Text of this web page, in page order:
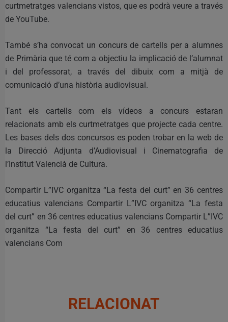
curtmetratges valencians vistos, que es podrà veure a través
de YouTube.
També s’ha convocat un concurs de cartells per a alumnes
de Primària que té com a objectiu la implicació de l’alumnat
i del professorat, a través del dibuix com a mitjà de
comunicació d’una història audiovisual.
Tant els cartells com els vídeos a concurs estaran
relacionats amb els curtmetratges que projecte cada centre.
Les bases dels dos concursos es poden trobar en la web de
la Direcció Adjunta d’Audiovisual i Cinematografia de
l’Institut Valencià de Cultura.
Compartir L”IVC organitza “La festa del curt” en 36 centres
educatius valencians Compartir L”IVC organitza “La festa
del curt” en 36 centres educatius valencians Compartir L”IVC
organitza “La festa del curt” en 36 centres educatius
valencians Com
RELACIONAT